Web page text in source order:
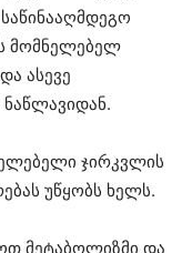
საწინააღმდეგო
მომნელებელ
ასევე
ჯირკვლის
უწყობს ხელს.
მეტაბოლიზმი და